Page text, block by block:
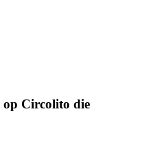
op Circolito die